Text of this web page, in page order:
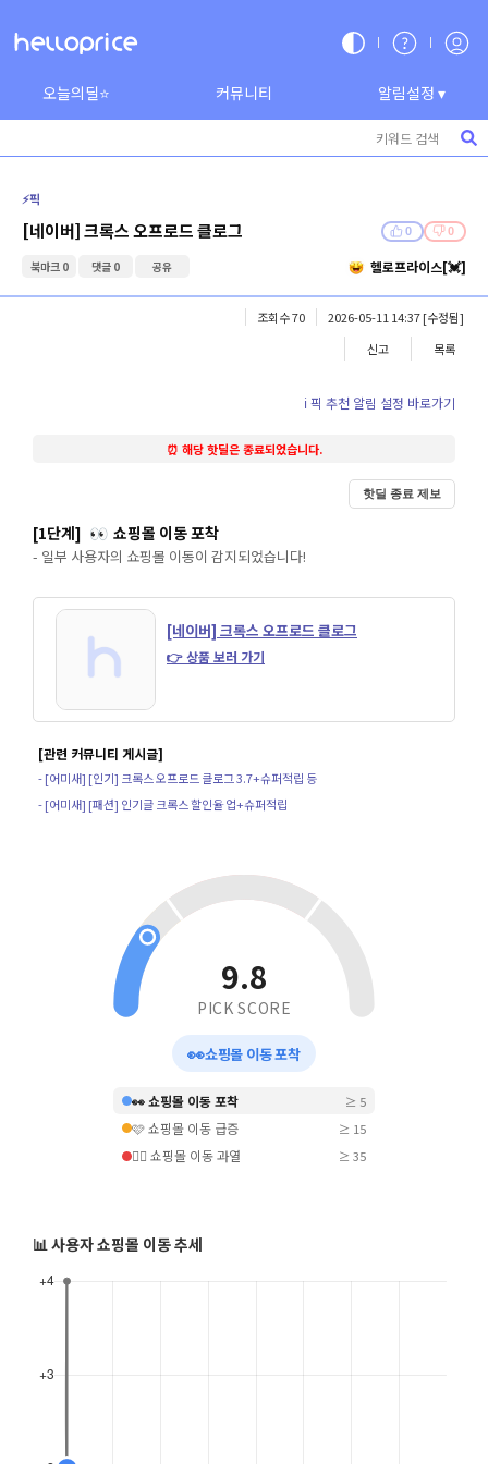
오늘의딜⭐ 커뮤니티 알림설정 ▾
⚡️픽
[네이버] 크록스 오프로드 클로그 0 0
북마크 0 댓글 0 공유 헬로프라이스[💓]
조회수 70 2026-05-11 14:37[수정됨]
신고
목록
ℹ️ 픽 추천 알림 설정 바로가기
⏰ 해당 핫딜은 종료되었습니다.
핫딜 종료 제보
[1단계] 👀 쇼핑몰 이동 포착
- 일부 사용자의 쇼핑몰 이동이 감지되었습니다!
[네이버] 크록스 오프로드 클로그
👉 상품 보러 가기
[관련 커뮤니티 게시글]
- [어미새] [인기] 크록스 오프로드 클로그 3.7+슈퍼적립 등
- [어미새] [패션] 인기글 크록스 할인율 업+슈퍼적립
9.8
PICK SCORE
👀쇼핑몰 이동 포착
👀 쇼핑몰 이동 포착 ≥ 5
🩷 쇼핑몰 이동 급증 ≥ 15
❤️‍🔥 쇼핑몰 이동 과열 ≥ 35
📊 사용자 쇼핑몰 이동 추세